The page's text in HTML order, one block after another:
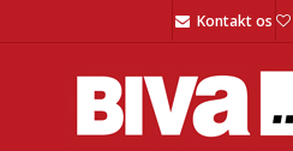
Kontakt os